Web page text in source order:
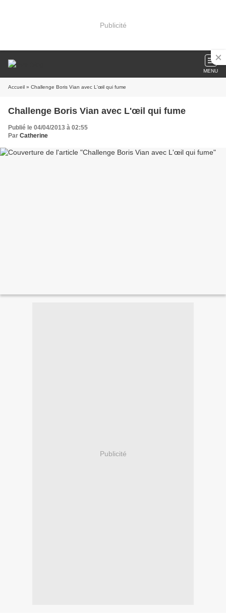
Publicité
MENU
Accueil » Challenge Boris Vian avec L'œil qui fume
Challenge Boris Vian avec L'œil qui fume
Publié le 04/04/2013 à 02:55
Par Catherine
Publicité